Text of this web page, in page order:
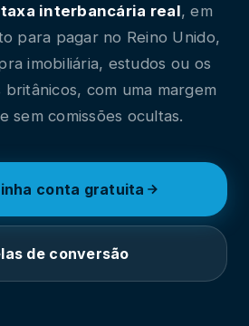
taxa interbancária real, em
para pagar no Reino Unido,
imobiliária, estudos ou os
com uma margem
sem comissões ocultas.
conta gratuita
de conversão